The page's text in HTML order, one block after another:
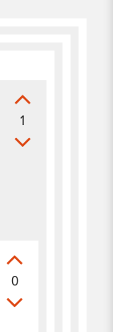
1
0